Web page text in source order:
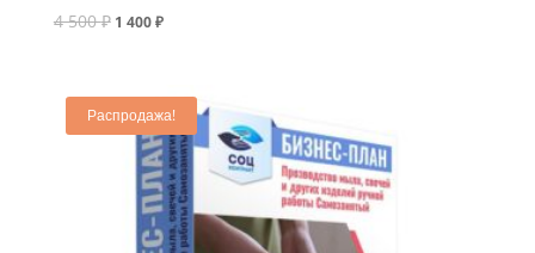
4 500₽ 1 400₽
Распродажа!